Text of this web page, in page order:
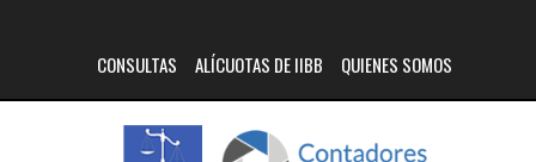
CONSULTAS ALÍCUOTAS DE IIBB QUIENES SOMOS